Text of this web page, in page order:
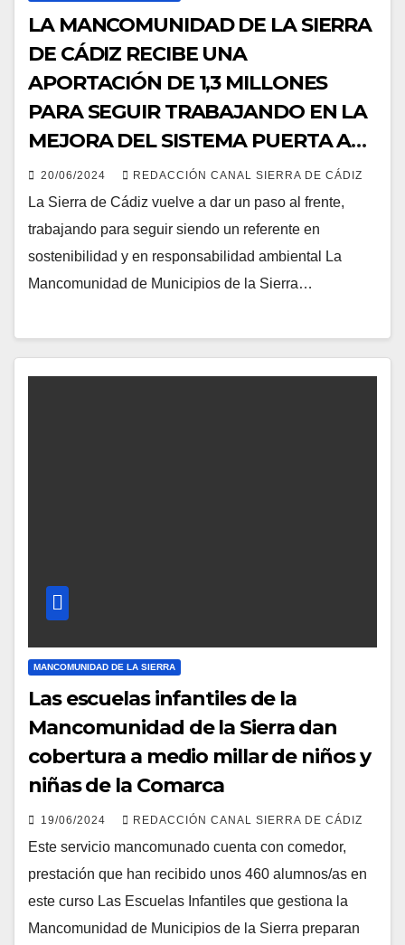
LA MANCOMUNIDAD DE LA SIERRA
DE CÁDIZ RECIBE UNA
APORTACIÓN DE 1,3 MILLONES
PARA SEGUIR TRABAJANDO EN LA
MEJORA DEL SISTEMA PUERTA A
PUERTA QUE LE HACE UN
REFERENTE EN ANDALUCÍA
20/06/2024 REDACCIÓN CANAL SIERRA DE CÁDIZ
La Sierra de Cádiz vuelve a dar un paso al frente,
trabajando para seguir siendo un referente en
sostenibilidad y en responsabilidad ambiental La
Mancomunidad de Municipios de la Sierra…
MANCOMUNIDAD DE LA SIERRA
Las escuelas infantiles de la
Mancomunidad de la Sierra dan
cobertura a medio millar de niños y
niñas de la Comarca
19/06/2024 REDACCIÓN CANAL SIERRA DE CÁDIZ
Este servicio mancomunado cuenta con comedor,
prestación que han recibido unos 460 alumnos/as en
este curso Las Escuelas Infantiles que gestiona la
Mancomunidad de Municipios de la Sierra preparan